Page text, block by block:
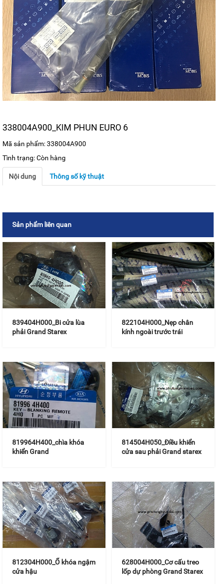
338004A900_KIM PHUN EURO 6
Mã sản phẩm: 338004A900
Tình trạng: Còn hàng
Nội dung Thông số kỹ thuật
Sản phẩm liên quan
839404H000_Bi cửa lùa
phải Grand Starex
822104H000_Nẹp chân
kính ngoài trước trái
819964H400_chìa khóa
khiển Grand
814504H050_Điều khiển
cửa sau phải Grand starex
812304H000_Ổ khóa ngậm
cửa hậu
628004H000_Cơ cấu treo
lốp dự phòng Grand Starex